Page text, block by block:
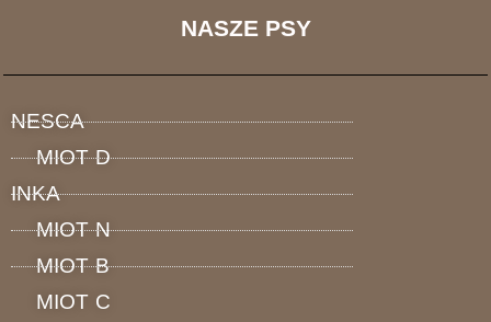
NASZE PSY
NESCA
MIOT D
INKA
MIOT N
MIOT B
MIOT C